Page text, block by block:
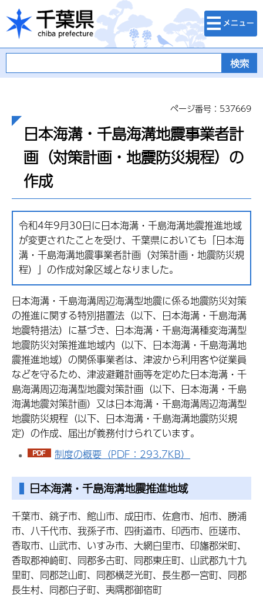
千葉県
検索・メニュ
ー
ページ番号：537669
日本海溝・千島海溝地震事業者計
画（対策計画・地震防災規程）の
作成
令和4年9月30日に日本海溝・千島海溝地震推進地域
が変更されたことを受け、千葉県においても「日本海
溝・千島海溝地震事業者計画（対策計画・地震防災規
程）」の作成対象区域となりました。
日本海溝・千島海溝周辺海溝型地震に係る地震防災対策
の推進に関する特別措置法（以下、日本海溝・千島海溝
地震特措法）に基づき、日本海溝・千島海溝種変海溝型
地震防災対策推進地域内（以下、日本海溝・千島海溝地
震推進地域）の関係事業者は、津波から利用客や従業員
などを守るため、津波避難計画等を定めた日本海溝・千
島海溝周辺海溝型地震対策計画（以下、日本海溝・千島
海溝地震対策計画）又は日本海溝・千島海溝周辺海溝型
地震防災規程（以下、日本海溝・千島海溝地震防災規
定）の作成、届出が義務付けられています。
制度の概要（PDF：293.7KB）
日本海溝・千島海溝地震推進地域
千葉市、銚子市、館山市、成田市、佐倉市、旭市、勝浦
市、八千代市、我孫子市、四街道市、印西市、匝瑳市、
香取市、山武市、いすみ市、大網白里市、印旛郡栄町、
香取郡神崎町、同郡多古町、同郡東庄町、山武郡九十九
里町、同郡芝山町、同郡横芝光町、長生郡一宮町、同郡
長生村、同郡白子町、夷隅郡御宿町